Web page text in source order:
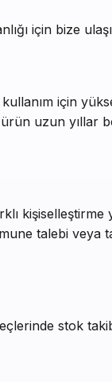
için bize
için
uzun yıllar
talebi veya
stok